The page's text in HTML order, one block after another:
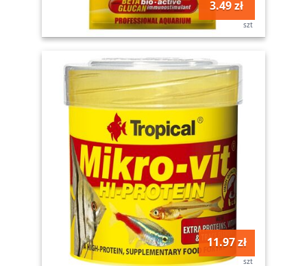
3.49 zł
szt
11.97 zł
szt